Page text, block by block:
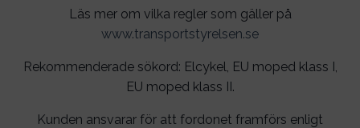
Läs mer om vilka regler som gäller på
www.transportstyrelsen.se
Rekommenderade sökord: Elcykel, EU moped klass I,
EU moped klass II.
Kunden ansvarar för att fordonet framförs enligt